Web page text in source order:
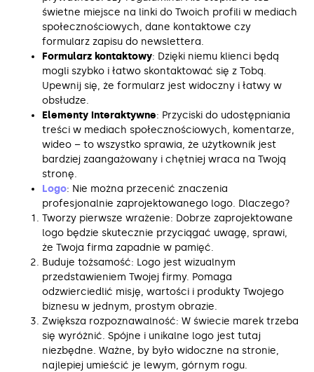
świetne miejsce na linki do Twoich profili w mediach
społecznościowych, dane kontaktowe czy
formularz zapisu do newslettera.
Formularz kontaktowy: Dzięki niemu klienci będą
mogli szybko i łatwo skontaktować się z Tobą.
Upewnij się, że formularz jest widoczny i łatwy w
obsłudze.
Elementy interaktywne: Przyciski do udostępniania
treści w mediach społecznościowych, komentarze,
wideo – to wszystko sprawia, że użytkownik jest
bardziej zaangażowany i chętniej wraca na Twoją
stronę.
Logo: Nie można przecenić znaczenia
profesjonalnie zaprojektowanego logo. Dlaczego?
Tworzy pierwsze wrażenie: Dobrze zaprojektowane
logo będzie skutecznie przyciągać uwagę, sprawi,
że Twoja firma zapadnie w pamięć.
Buduje tożsamość: Logo jest wizualnym
przedstawieniem Twojej firmy. Pomaga
odzwierciedlić misję, wartości i produkty Twojego
biznesu w jednym, prostym obrazie.
Zwiększa rozpoznawalność: W świecie marek trzeba
się wyróżnić. Spójne i unikalne logo jest tutaj
niezbędne. Ważne, by było widoczne na stronie,
najlepiej umieścić je lewym, górnym rogu.